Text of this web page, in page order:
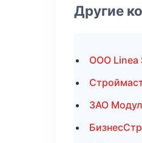
Другие
ООО Linea
ЗАО